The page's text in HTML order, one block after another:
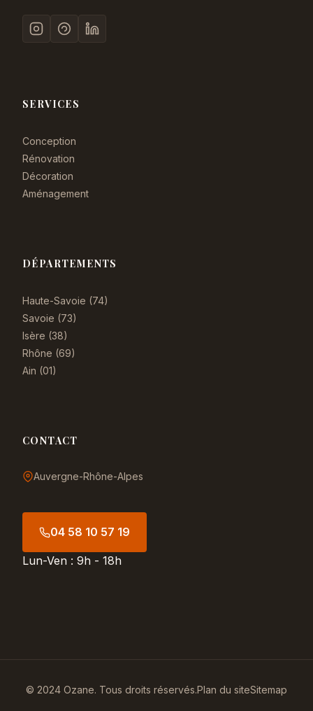
SERVICES
Conception
Rénovation
Décoration
Aménagement
DÉPARTEMENTS
Haute-Savoie (74)
Savoie (73)
Isère (38)
Rhône (69)
Ain (01)
CONTACT
Auvergne-Rhône-Alpes
04 58 10 57 19
Lun-Ven : 9h - 18h
© 2024 Ozane. Tous droits réservés.Plan du siteSitemap